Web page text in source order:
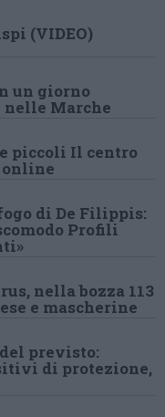
(VIDEO)
un giorno
nelle Marche
piccoli Il centro
di De Filippis:
Profili
nella bozza 113
e mascherine
previsto:
di protezione,